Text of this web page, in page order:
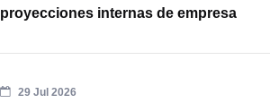
proyecciones internas de empresa
29 Jul 2026